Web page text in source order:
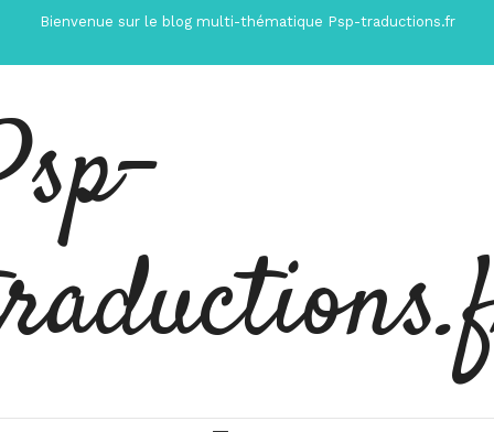
contenu
Bienvenue sur le blog multi-thématique Psp-traductions.fr